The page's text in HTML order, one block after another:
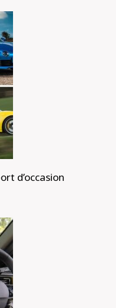
d’occasion